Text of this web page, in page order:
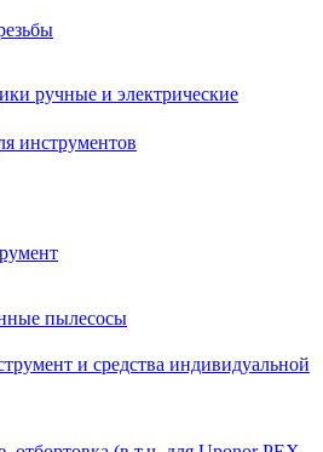
ручные и электрические
инструментов
пылесосы
и средства индивидуальной